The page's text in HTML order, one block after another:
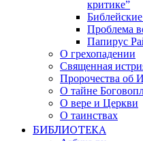
критике”
Проблема
Папирус
О грехопадении
Священная
Пророчества об
О тайне
О вере и Церкви
О таинствах
БИБЛИОТЕКА